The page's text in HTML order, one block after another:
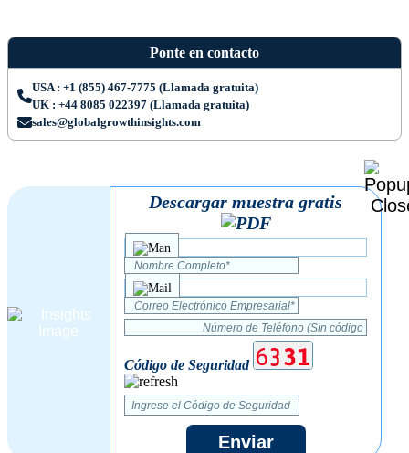
Ponte en contacto
USA : +1 (855) 467-7775 (Llamada gratuita)
UK : +44 8085 022397 (Llamada gratuita)
sales@globalgrowthinsights.com
Descargar muestra gratis
Código de Seguridad
Enviar